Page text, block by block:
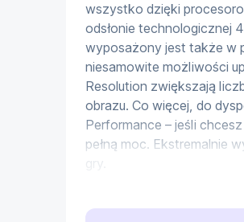
wszystko dzięki
odsłonie technologicznej
wyposażony jest także w
niesamowite możliwości
Resolution zwiększają
obrazu. Co więcej, do
Performance – jeśli
pełną moc. Ekstremalnie
gry.